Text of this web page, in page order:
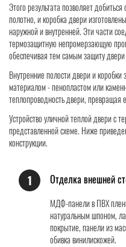
Этого результата позволяет
полотно, и коробка двери
наружной и внутренней. Эти части
термозащитную непромерзающую
обеспечивая тем самым защиту
Внутренние полости двери и
материалом - пенопластом или
теплопроводность двери, превращая
Устройство уличной теплой двери с
представленной схеме. Ниже
конструкции.
1 Отделка внешней
МДФ-панели в ПВХ
натуральным шпоном,
покрытие, панели из
обивка винилискожей.